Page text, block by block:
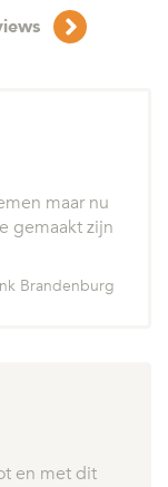
maar nu
gemaakt zijn
Brandenburg
en met dit